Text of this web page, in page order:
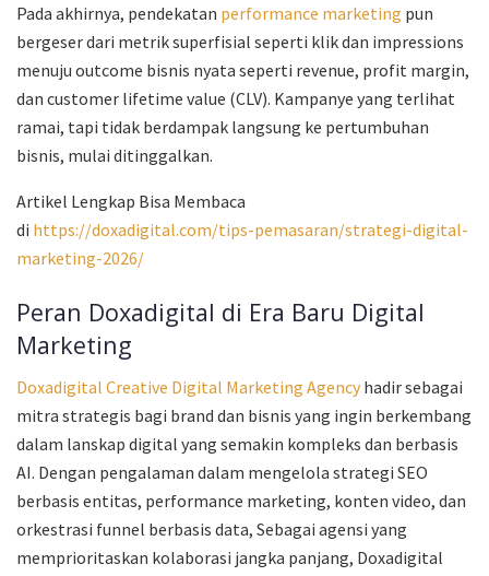
Pada akhirnya, pendekatan performance marketing pun
bergeser dari metrik superfisial seperti klik dan impressions
menuju outcome bisnis nyata seperti revenue, profit margin,
dan customer lifetime value (CLV). Kampanye yang terlihat
ramai, tapi tidak berdampak langsung ke pertumbuhan
bisnis, mulai ditinggalkan.
Artikel Lengkap Bisa Membaca
di https://doxadigital.com/tips-pemasaran/strategi-digital-
marketing-2026/
Peran Doxadigital di Era Baru Digital
Marketing
Doxadigital Creative Digital Marketing Agency hadir sebagai
mitra strategis bagi brand dan bisnis yang ingin berkembang
dalam lanskap digital yang semakin kompleks dan berbasis
AI. Dengan pengalaman dalam mengelola strategi SEO
berbasis entitas, performance marketing, konten video, dan
orkestrasi funnel berbasis data, Sebagai agensi yang
memprioritaskan kolaborasi jangka panjang, Doxadigital